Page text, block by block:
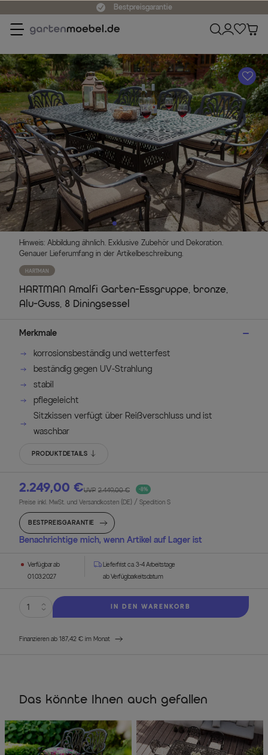
Bestpreisgarantie
A
Hinweis: Abbildung ähnlich. Exklusive Zubehör und Dekoration.
Genauer Lieferumfang in der Artikelbeschreibung.
HARTMAN
HARTMAN Amalfi Garten-Essgruppe, bronze,
Alu-Guss, 8 Diningsessel
Merkmale
korrosionsbeständig und wetterfest
beständig gegen UV-Strahlung
stabil
pflegeleicht
Sitzkissen verfügt über Reißverschluss und ist
waschbar
PRODUKTDETAILS
2.249,00 € -8%
UVP 2.449,00 €
Preise inkl. MwSt. und Versandkosten (DE) / Spedition S
BESTPREISGARANTIE
Benachrichtige mich, wenn Artikel auf Lager ist
Verfügbar ab
01.03.2027
Lieferfrist ca. 3-4 Arbeitstage
ab Verfügbarkeitsdatum
IN DEN WARENKORB
Finanzieren ab 187,42 € im Monat
Das könnte Ihnen auch gefallen